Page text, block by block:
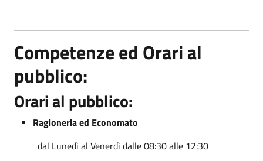
Competenze ed Orari al
pubblico:
Orari al pubblico:
Ragioneria ed Economato
dal Lunedì al Venerdì dalle 08:30 alle 12:30